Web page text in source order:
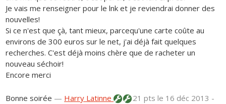
Je vais me renseigner pour le lnk et je reviendrai donner des
nouvelles!
Si ce n'est que çà, tant mieux, parcequ'une carte coûte au
environs de 300 euros sur le net, j'ai déjà fait quelques
recherches. C'est déjà moins chère que de racheter un
nouveau séchoir!
Encore merci
Bonne soirée — Harry Latinne 21 ptsle 16 déc 2013 -